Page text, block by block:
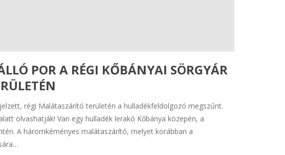
POR A RÉGI KŐBÁNYAI SÖRGYÁR
régi Malátaszárító területén a hulladékfeldolgozó megszűnt.
olvashatják! Van egy hulladék lerakó Kőbánya közepén, a
A háromkéményes malátaszárító, melyet korábban a